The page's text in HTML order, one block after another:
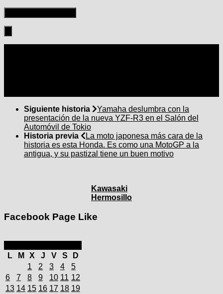
Siguiente historia
Yamaha deslumbra con la
presentación de la nueva YZF-R3 en el Salón del
Automóvil de Tokio
Historia previa
La moto japonesa más cara de la
historia es esta Honda. Es como una MotoGP a la
antigua, y su pastizal tiene un buen motivo
Kawasaki
Hermosillo
Facebook Page Like
L
M X J V S
D
1
2 3 4
5
6
7 8 9 10 11 12
13 14 15 16 17 18 19